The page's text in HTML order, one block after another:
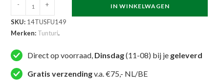
Tunturi
-
Magic
-
Gyroball
Polstrainer
- + IN WINKELWAGEN
SKU: 14TUSFU149
Merken: Tunturi.
Direct op voorraad, Dinsdag(11-08) bij je geleverd
Gratis verzendingv.a. €75,- NL/BE